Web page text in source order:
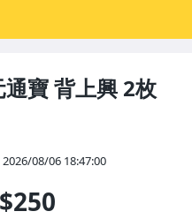
寶 背上興 2枚
2026/08/06 18:47:00
$250